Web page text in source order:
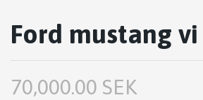
Ford mustang
70,000.00 SEK